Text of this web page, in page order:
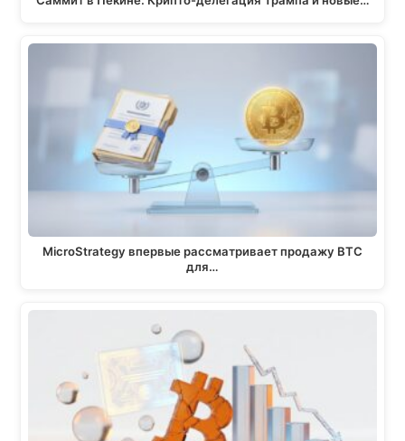
MicroStrategy впервые рассматривает продажу BTC
для…